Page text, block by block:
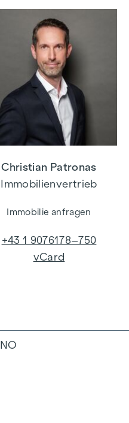
NO
Christian Patronas
Immobilienvertrieb
Immobilie anfragen
+43 1 9076178–750
vCard